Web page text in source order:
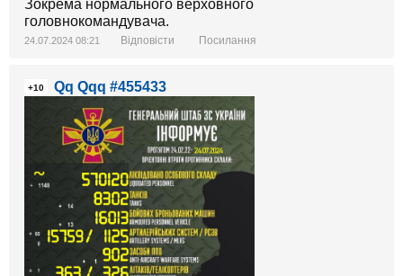
Зокрема нормального верховного
головнокомандувача.
24.07.2024 08:21 Відповісти Посилання
+10 Qq Qqq #455433